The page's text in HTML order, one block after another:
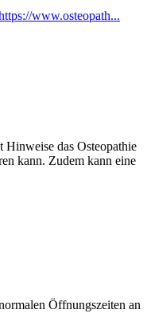
www.osteopath...
das Osteopathie
kann. Zudem kann eine
Öffnungszeiten an